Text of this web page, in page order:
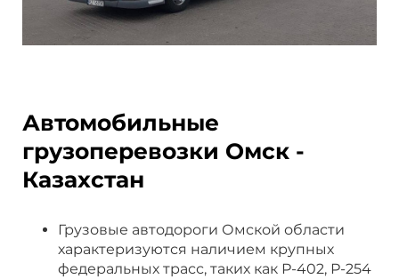
Автомобильные
грузоперевозки Омск -
Казахстан
Грузовые автодороги Омской области
характеризуются наличием крупных
федеральных трасс, таких как Р-402, Р-254